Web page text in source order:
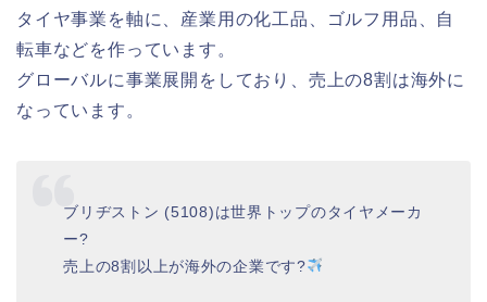
タイヤ事業を軸に、産業用の化工品、ゴルフ用品、自
転車などを作っています。
グローバルに事業展開をしており、売上の8割は海外に
なっています。
ブリヂストン (5108)は世界トップのタイヤメーカ
ー?
売上の8割以上が海外の企業です?